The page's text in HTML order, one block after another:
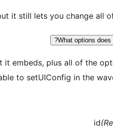
it still lets you change all
What options does
embeds, plus all of the
to setUIConfig in the
id